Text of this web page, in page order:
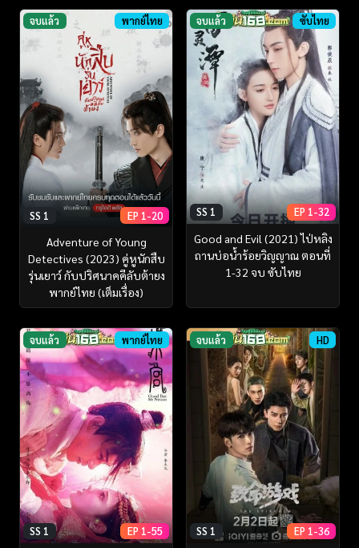
จบแล้ว พากย์ไทย
SS 1 EP 1-20
Adventure of Young
Detectives (2023) คู่หูนักสืบ
รุ่นเยาว์ กับปริศนาคคีลับต้ายง
พากย์ไทย (เต็มเรื่อง)
จบแล้ว ซับไทย
SS 1 EP 1-32
Good and Evil (2021) ไป่หลิง
ถานบ่อน้ำร้อยวิญญาณ ตอนที่
1-32 จบ ซับไทย
จบแล้ว พากย์ไทย
SS 1 EP 1-55
จบแล้ว HD
SS 1 EP 1-36